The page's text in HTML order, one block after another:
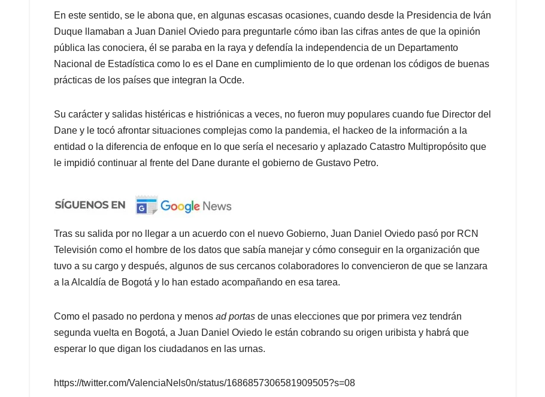
En este sentido, se le abona que, en algunas escasas ocasiones, cuando desde la Presidencia de Iván
Duque llamaban a Juan Daniel Oviedo para preguntarle cómo iban las cifras antes de que la opinión
pública las conociera, él se paraba en la raya y defendía la independencia de un Departamento
Nacional de Estadística como lo es el Dane en cumplimiento de lo que ordenan los códigos de buenas
prácticas de los países que integran la Ocde.
Su carácter y salidas histéricas e histriónicas a veces, no fueron muy populares cuando fue Director del
Dane y le tocó afrontar situaciones complejas como la pandemia, el hackeo de la información a la
entidad o la diferencia de enfoque en lo que sería el necesario y aplazado Catastro Multipropósito que
le impidió continuar al frente del Dane durante el gobierno de Gustavo Petro.
Tras su salida por no llegar a un acuerdo con el nuevo Gobierno, Juan Daniel Oviedo pasó por RCN
Televisión como el hombre de los datos que sabía manejar y cómo conseguir en la organización que
tuvo a su cargo y después, algunos de sus cercanos colaboradores lo convencieron de que se lanzara
a la Alcaldía de Bogotá y lo han estado acompañando en esa tarea.
Como el pasado no perdona y menos ad portas de unas elecciones que por primera vez tendrán
segunda vuelta en Bogotá, a Juan Daniel Oviedo le están cobrando su origen uribista y habrá que
esperar lo que digan los ciudadanos en las urnas.
https://twitter.com/ValenciaNels0n/status/1686857306581909505?s=08